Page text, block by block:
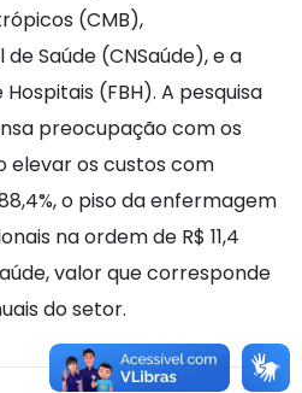
(CMB),
Saúde (CNSaúde), e a
(FBH). A pesquisa
preocupação com os
elevar os custos com
o piso da enfermagem
na ordem de R$ 11,4
valor que corresponde
do setor.